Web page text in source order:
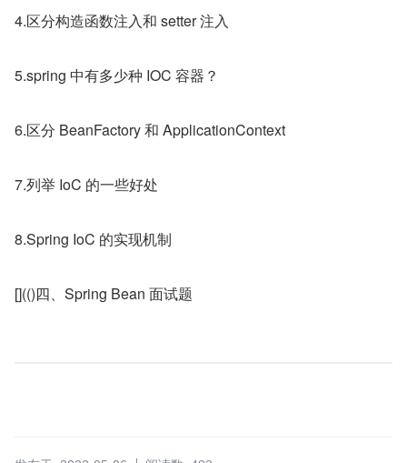
4.区分构造函数注入和 setter 注入
5.spring 中有多少种 IOC 容器？
6.区分 BeanFactory 和 ApplicationContext
7.列举 IoC 的一些好处
8.Spring IoC 的实现机制
[](()四、Spring Bean 面试题